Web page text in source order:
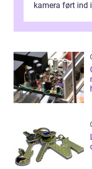
kamera ført ind